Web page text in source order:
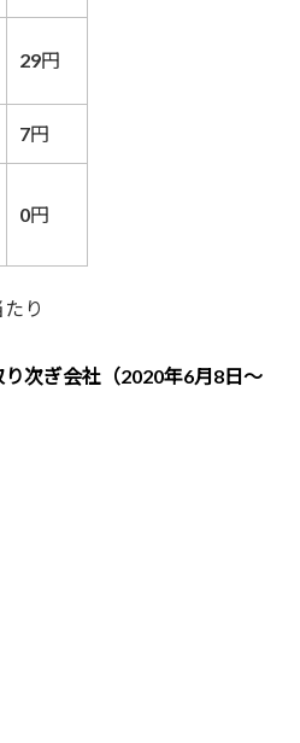
29円
7円
0円
り
次ぎ会社（2020年6月8日～